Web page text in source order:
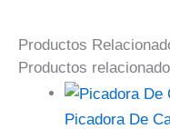
Productos
Productos
Picadora De